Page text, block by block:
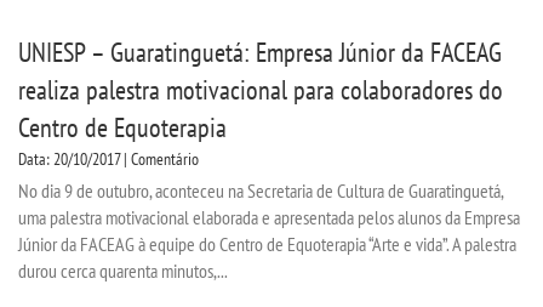
UNIESP – Guaratinguetá: Empresa Júnior da FACEAG
realiza palestra motivacional para colaboradores do
Centro de Equoterapia
Data: 20/10/2017 | Comentário
No dia 9 de outubro, aconteceu na Secretaria de Cultura de Guaratinguetá,
uma palestra motivacional elaborada e apresentada pelos alunos da Empresa
Júnior da FACEAG à equipe do Centro de Equoterapia “Arte e vida”. A palestra
durou cerca quarenta minutos,...